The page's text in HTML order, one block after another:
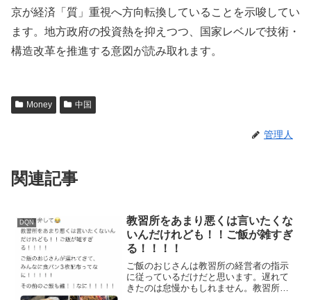
京が経済「質」重視へ方向転換していることを示唆してい
ます。地方政府の投資熱を抑えつつ、国家レベルで技術・
構造改革を推進する意図が読み取れます。
Money 中国
管理人
関連記事
DQN
教習所をあまり悪くは言いたくな
いんだけれども！！ご飯が雑すぎ
る！！！！
ご飯のおじさんは教習所の経営者の指示
に従っているだけだと思います。遅れて
きたのは怠慢かもしれません。教習所を